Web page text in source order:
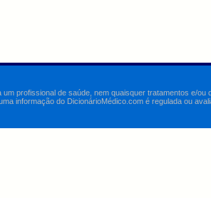
profissional de saúde, nem quaisquer tratamentos e/
informação do DicionárioMédico.com é regulada ou